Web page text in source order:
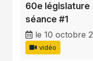
60e législature
séance #1
le 10 octobre
vidéo